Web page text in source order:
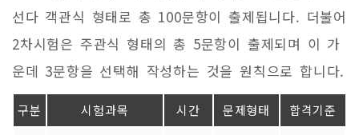
선다 객관식 형태로 총 100문항이 출제됩니다. 더불어
2차시험은 주관식 형태의 총 5문항이 출제되며 이 가
운데 3문항을 선택해 작성하는 것을 원칙으로 합니다.
구분 시험과목 시간 문제형태 합격기준